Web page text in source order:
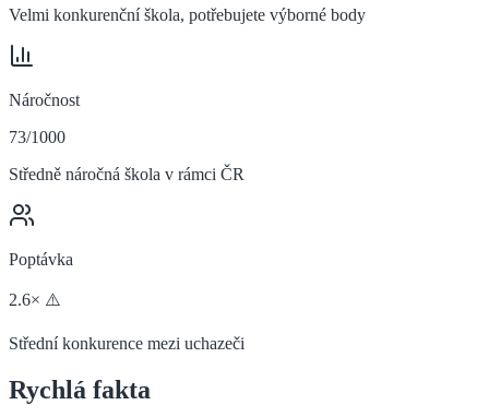
Velmi konkurenční škola, potřebujete výborné body
Náročnost
73/1000
Středně náročná škola v rámci ČR
Poptávka
2.6× ⚠️
Střední konkurence mezi uchazeči
Rychlá fakta